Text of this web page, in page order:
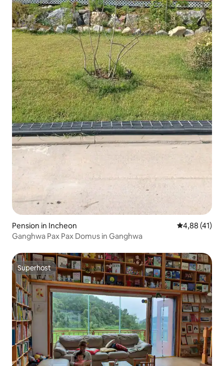
Pension in Incheon Gemiddelde
4,88 (41)
Ganghwa Pax Pax Domus in Ganghwa
Superhost
Superhost